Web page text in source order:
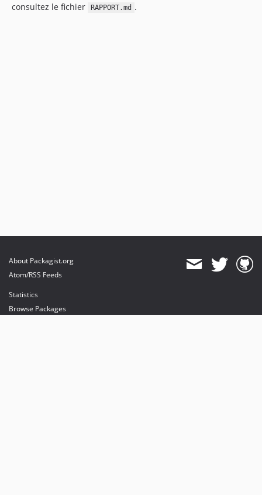
consultez le fichier
RAPPORT.md .
About Packagist.org
Atom/RSS Feeds
Statistics
Browse Packages